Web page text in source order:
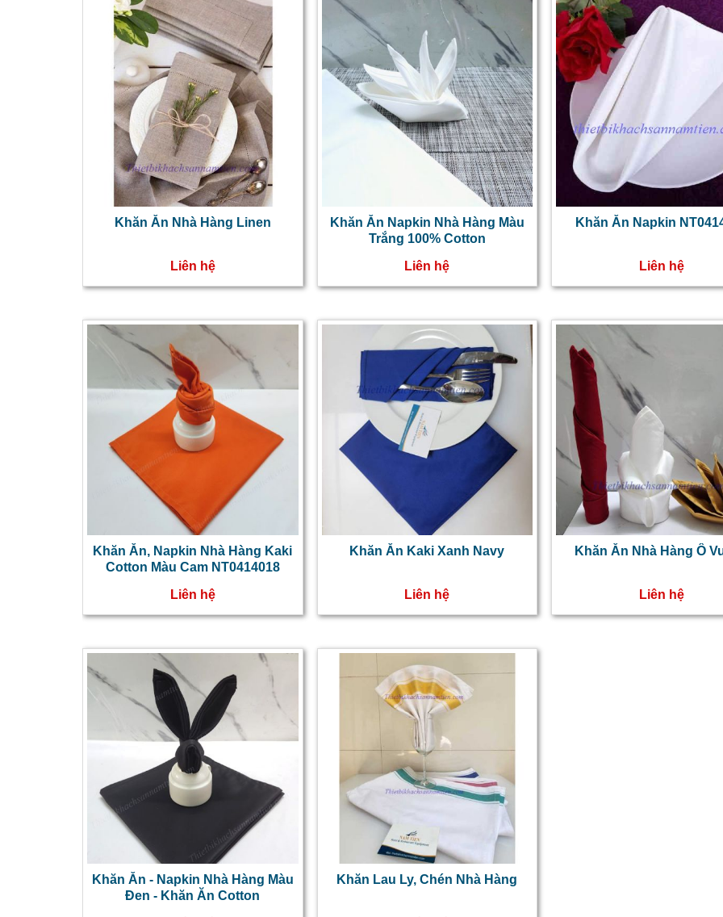
Khăn Ăn Nhà Hàng Linen
Liên hệ
Khăn Ăn Napkin Nhà Hàng Màu
Trắng 100% Cotton
Liên hệ
Khăn Ăn Napkin
Liên hệ
Khăn Ăn, Napkin Nhà Hàng Kaki
Cotton Màu Cam NT0414018
Liên hệ
Khăn Ăn Kaki Xanh Navy
Liên hệ
Khăn Ăn Nhà Hàng Ô
Liên hệ
Khăn Ăn - Napkin Nhà Hàng Màu
Đen - Khăn Ăn Cotton
Khăn Lau Ly, Chén Nhà Hàng